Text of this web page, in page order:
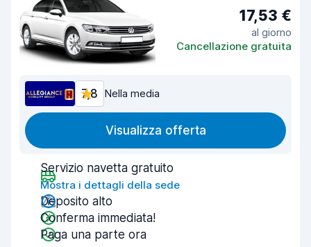
17,53 €
al giorno
Cancellazione gratuita
7,8 Nella media
Visualizza offerta
Servizio navetta gratuito
Mostra i dettagli della sede
Deposito alto
Conferma immediata!
Paga una parte ora